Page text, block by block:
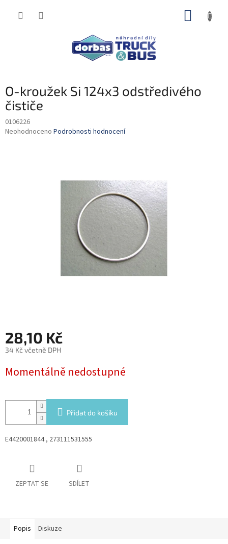
O-kroužek Si 124x3 odstředivého
čističe
0106226
Průměrné
Neohodnoceno Podrobnosti hodnocení
28,10 Kč
34 Kč včetně DPH
cena:
Momentálně nedostupné
Přidat do košíku
E4420001844 , 273111531555
ZEPTAT SE SDÍLET
Popis Diskuze